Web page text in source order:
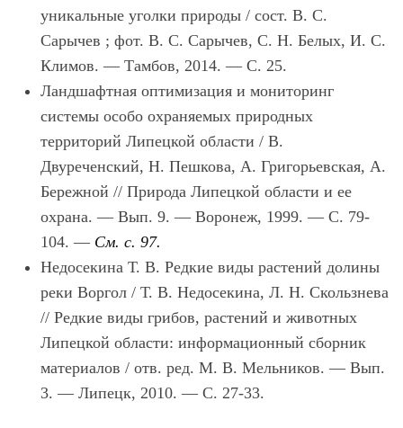
уникальные уголки природы / сост. В. С.
Сарычев ; фот. В. С. Сарычев, С. Н. Белых, И. С.
Климов. — Тамбов, 2014. — С. 25.
Ландшафтная оптимизация и мониторинг
системы особо охраняемых природных
территорий Липецкой области / В.
Двуреченский, Н. Пешкова, А. Григорьевская, А.
Бережной // Природа Липецкой области и ее
охрана. — Вып. 9. — Воронеж, 1999. — С. 79-
104. — См. с. 97.
Недосекина Т. В. Редкие виды растений долины
реки Воргол / Т. В. Недосекина, Л. Н. Скользнева
// Редкие виды грибов, растений и животных
Липецкой области: информационный сборник
материалов / отв. ред. М. В. Мельников. — Вып.
3. — Липецк, 2010. — С. 27-33.